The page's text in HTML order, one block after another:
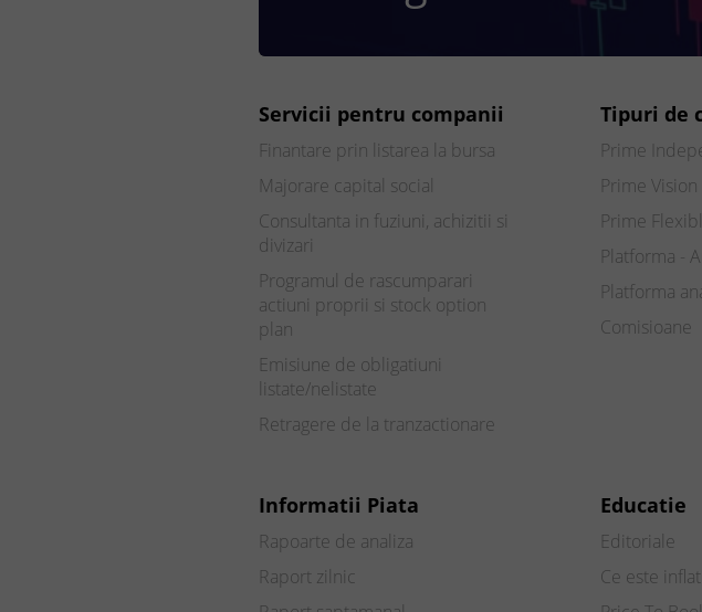
Servicii pentru companii
Finantare prin listarea la bursa
Majorare capital social
Consultanta in fuziuni, achizitii si
divizari
Programul de rascumparari
actiuni proprii si stock option
plan
Emisiune de obligatiuni
listate/nelistate
Retragere de la tranzactionare
Tipuri de
Prime
Prime Vision
Prime
Platforma -
Platforma
Comisioane
Informatii Piata
Rapoarte de analiza
Raport zilnic
Educatie
Editoriale
Ce este